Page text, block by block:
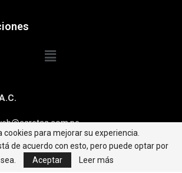
cookies para mejorar su experiencia.
de acuerdo con esto, pero puede optar por
Aceptar Leer más